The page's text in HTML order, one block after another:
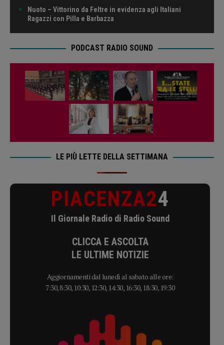
Nuoto – Vittorino da Feltre in evidenza agli Italiani
Ragazzi con Pilla e Barbazza
PODCAST RADIO SOUND
LE PIÙ LETTE DELLA SETTIMANA
PIACENZA24
Il Giornale Radio di Radio Sound
CLICCA E ASCOLTA
LE ULTIME NOTIZIE
Aggiornamenti dal lunedì al sabato alle ore:
7:30, 8:30, 10:30, 12:30, 14:30, 16:30, 18:30, 19:30